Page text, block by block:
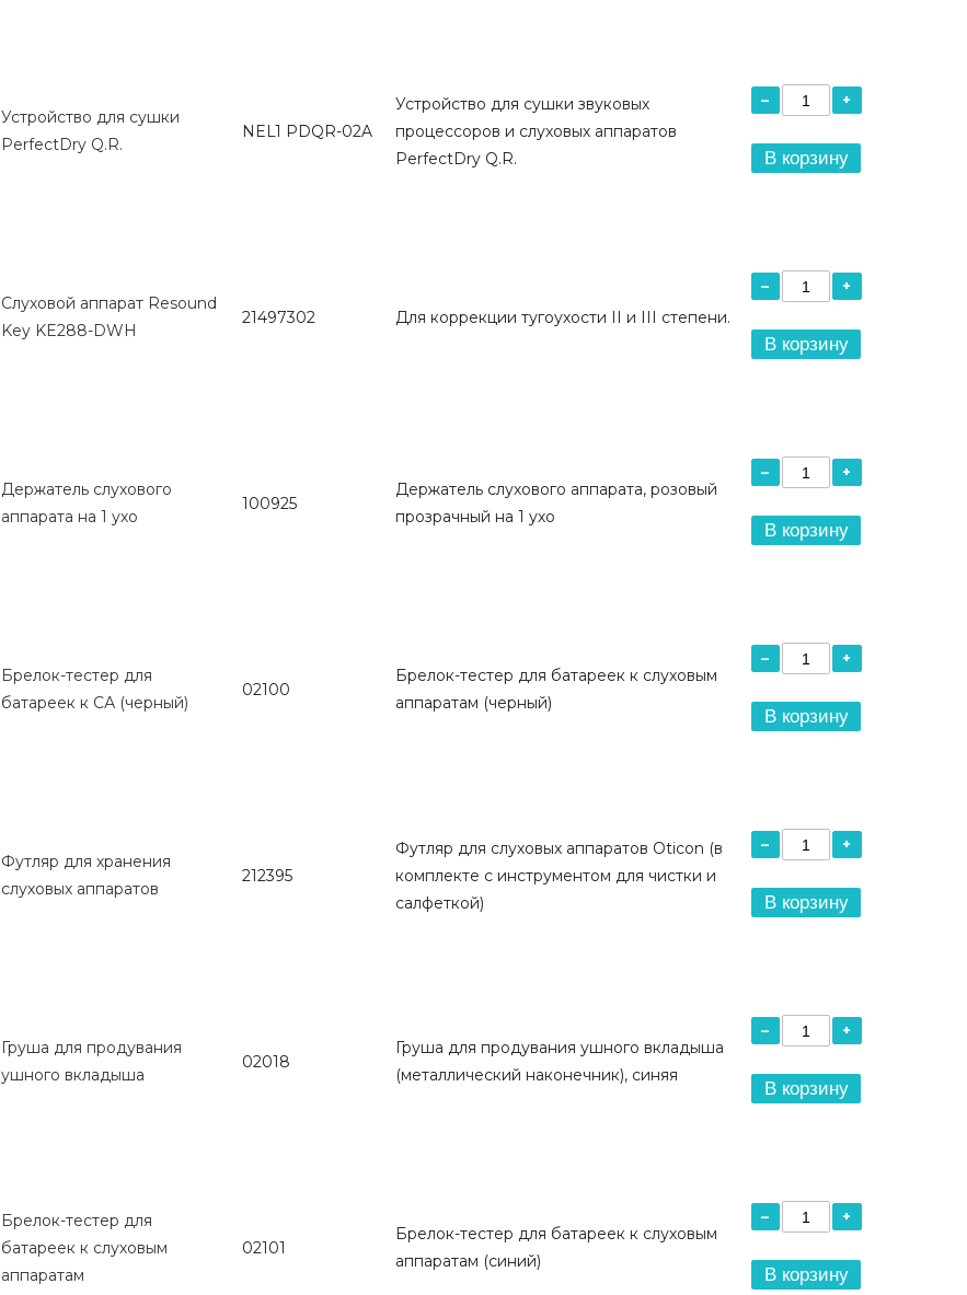
Устройство для сушки
PerfectDry Q.R.
NEL1 PDQR-02A
Устройство для сушки звуковых
процессоров и слуховых аппаратов
PerfectDry Q.R.
– +
В корзину
Слуховой аппарат Resound
Key KE288-DWH
21497302 Для коррекции тугоухости II и III степени.
– +
В корзину
Держатель слухового
аппарата на 1 ухо
100925
Держатель слухового аппарата, розовый
прозрачный на 1 ухо
– +
В корзину
Брелок-тестер для
батареек к СА (черный)
02100
Брелок-тестер для батареек к слуховым
аппаратам (черный)
– +
В корзину
Футляр для хранения
слуховых аппаратов
212395
Футляр для слуховых аппаратов Oticon (в
комплекте с инструментом для чистки и
салфеткой)
– +
В корзину
Груша для продувания
ушного вкладыша
02018
Груша для продувания ушного вкладыша
(металлический наконечник), синяя
– +
В корзину
Брелок-тестер для
батареек к слуховым
аппаратам
02101
Брелок-тестер для батареек к слуховым
аппаратам (синий)
– +
В корзину